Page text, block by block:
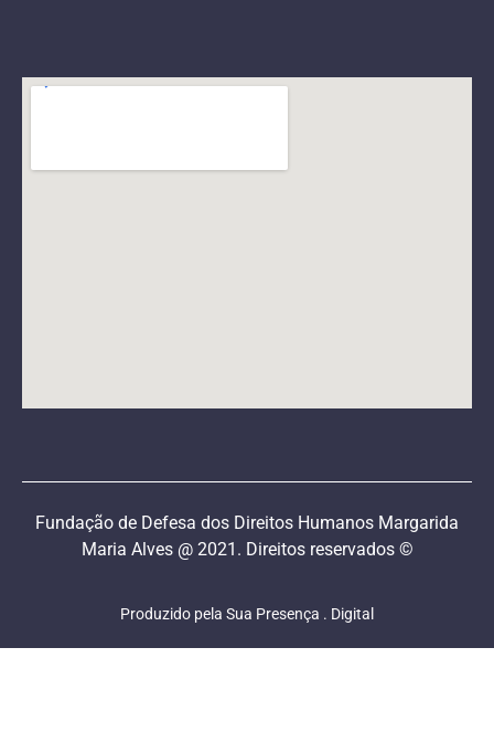
Fundação de Defesa dos Direitos Humanos Margarida
Maria Alves @ 2021. Direitos reservados ©
Produzido pela Sua Presença . Digital